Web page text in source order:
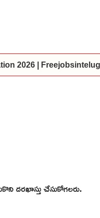
2026 |
దరఖాస్తు చేసుకోగలరు.